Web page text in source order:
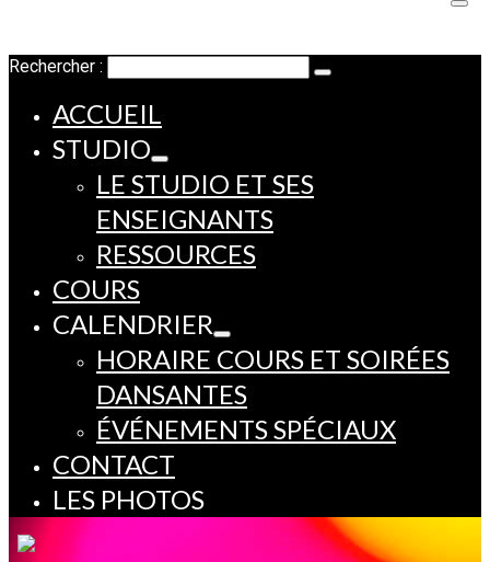
Rechercher :
ACCUEIL
STUDIO
LE STUDIO ET SES
ENSEIGNANTS
RESSOURCES
COURS
CALENDRIER
HORAIRE COURS ET SOIRÉES
DANSANTES
ÉVÉNEMENTS SPÉCIAUX
CONTACT
LES PHOTOS